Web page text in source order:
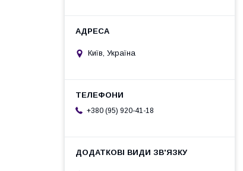
Київ, Україна
+380 (95) 920-41-18